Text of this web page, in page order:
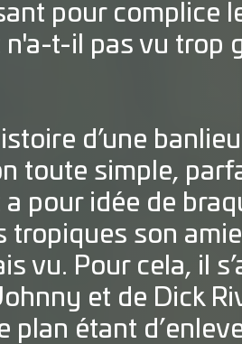
pour complice
n'a-t-il pas vu trop
d’une
toute simple,
a pour idée de
tropiques son
vu. Pour cela, il
et de Dick
plan étant